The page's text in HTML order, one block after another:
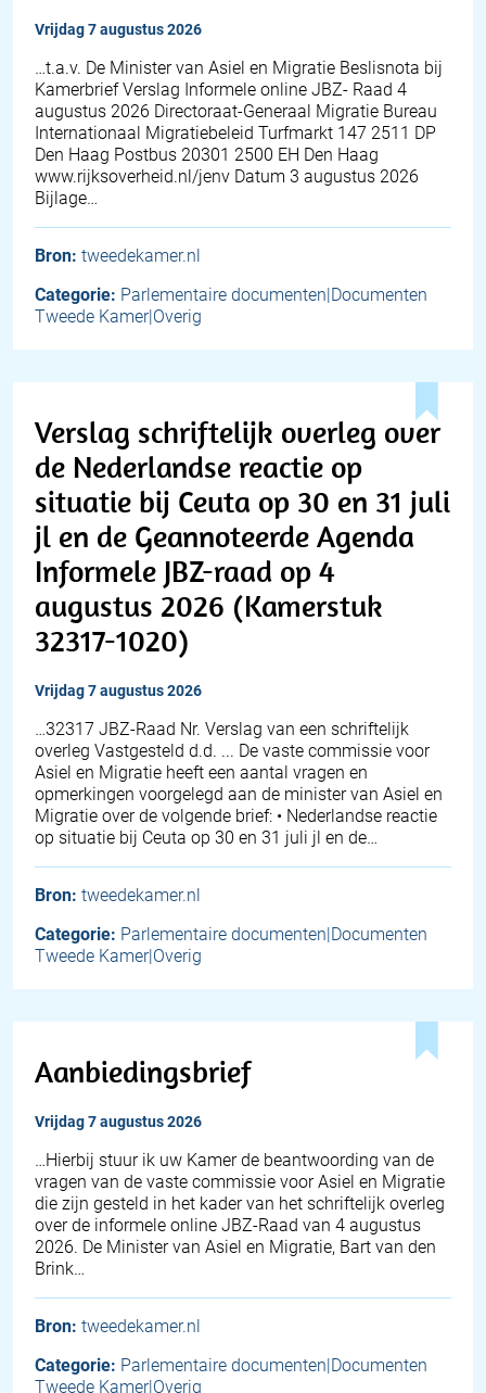
vrijdag 7 augustus 2026
…t.a.v. De Minister van Asiel en Migratie Beslisnota bij
Kamerbrief Verslag Informele online JBZ- Raad 4
augustus 2026 Directoraat-Generaal Migratie Bureau
Internationaal Migratiebeleid Turfmarkt 147 2511 DP
Den Haag Postbus 20301 2500 EH Den Haag
www.rijksoverheid.nl/jenv Datum 3 augustus 2026
Bijlage…
Bron: tweedekamer.nl
Categorie: Parlementaire documenten|Documenten
Tweede Kamer|Overig
Verslag schriftelijk overleg over
de Nederlandse reactie op
situatie bij Ceuta op 30 en 31 juli
jl en de Geannoteerde Agenda
Informele JBZ-raad op 4
augustus 2026 (Kamerstuk
32317-1020)
vrijdag 7 augustus 2026
… 32317 JBZ-Raad Nr. Verslag van een schriftelijk
overleg Vastgesteld d.d. ... De vaste commissie voor
Asiel en Migratie heeft een aantal vragen en
opmerkingen voorgelegd aan de minister van Asiel en
Migratie over de volgende brief: • Nederlandse reactie
op situatie bij Ceuta op 30 en 31 juli jl en de…
Bron: tweedekamer.nl
Categorie: Parlementaire documenten|Documenten
Tweede Kamer|Overig
Aanbiedingsbrief
vrijdag 7 augustus 2026
… Hierbij stuur ik uw Kamer de beantwoording van de
vragen van de vaste commissie voor Asiel en Migratie
die zijn gesteld in het kader van het schriftelijk overleg
over de informele online JBZ-Raad van 4 augustus
2026. De Minister van Asiel en Migratie, Bart van den
Brink…
Bron: tweedekamer.nl
Categorie: Parlementaire documenten|Documenten
Tweede Kamer|Overig